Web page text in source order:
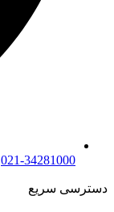
021-34281000
دسترسی سریع